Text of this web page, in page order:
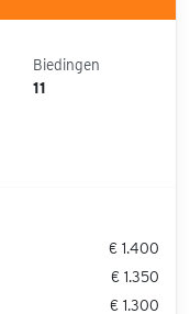
Biedingen
11
€ 1.400
€ 1.350
€ 1.300